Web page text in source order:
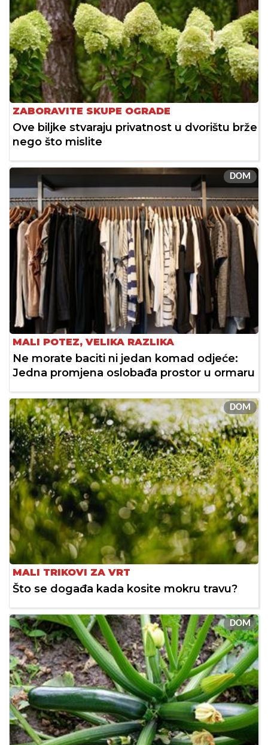
ZABORAVITE SKUPE OGRADE
Ove biljke stvaraju privatnost u dvorištu brže
nego što mislite
DOM
MALI POTEZ, VELIKA RAZLIKA
Ne morate baciti ni jedan komad odjeće:
Jedna promjena oslobađa prostor u ormaru
DOM
MALI TRIKOVI ZA VRT
Što se događa kada kosite mokru travu?
DOM